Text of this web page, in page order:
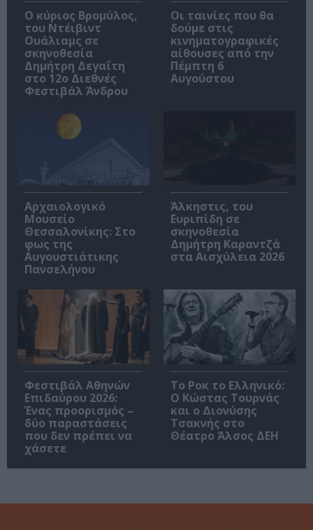
O κύριος Βρομύλος,
του Ντέιβιντ
Ουάλιαμς σε
σκηνοθεσία
Δημήτρη Δεγαΐτη
στο 12ο Διεθνές
Φεστιβάλ Άνδρου
Οι ταινίες που θα
δούμε στις
κινηματογραφικές
αίθουσες από την
Πέμπτη 6
Αυγούστου
Αρχαιολογικό
Μουσείο
Θεσσαλονίκης: Στο
φως της
Αυγουστιάτικης
Πανσελήνου
Άλκηστις, του
Ευριπίδη σε
σκηνοθεσία
Δημήτρη Καραντζά
στα Αισχύλεια 2026
Φεστιβάλ Αθηνών
Επιδαύρου 2026:
Ένας προορισμός –
δύο παραστάσεις
που δεν πρέπει να
χάσετε
Το Ροκ το Ελληνικό:
Ο Κώστας Τουρνάς
και ο Διονύσης
Τσακνής στο
Θέατρο Άλσος ΔΕΗ